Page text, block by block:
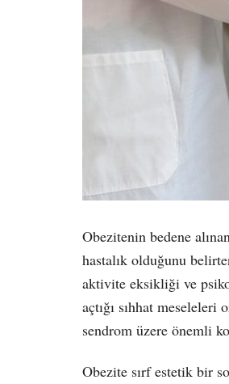
Obezitenin bedene
hastalık olduğunu
aktivite eksikliği ve
açtığı sıhhat
sendrom üzere önemli
Obezite sırf estetik bir